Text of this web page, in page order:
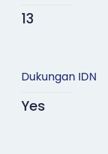
13
Dukungan IDN
Yes